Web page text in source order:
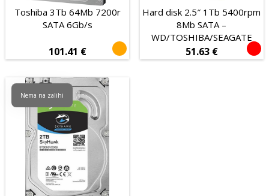
Tablet računala
Audio i video
POS oprema
Proizvođač
Kapacitet diska
3 TB
4 TB 1 TB
Tip povezivanja
Bežično
Žičano
Toshiba 3Tb 64Mb 7200r
SATA 6Gb/s
101.41 €
Hard disk 2.5″ 1Tb 5400rpm
8Mb SATA –
WD/TOSHIBA/SEAGATE
51.63 €
Nema na zalihi